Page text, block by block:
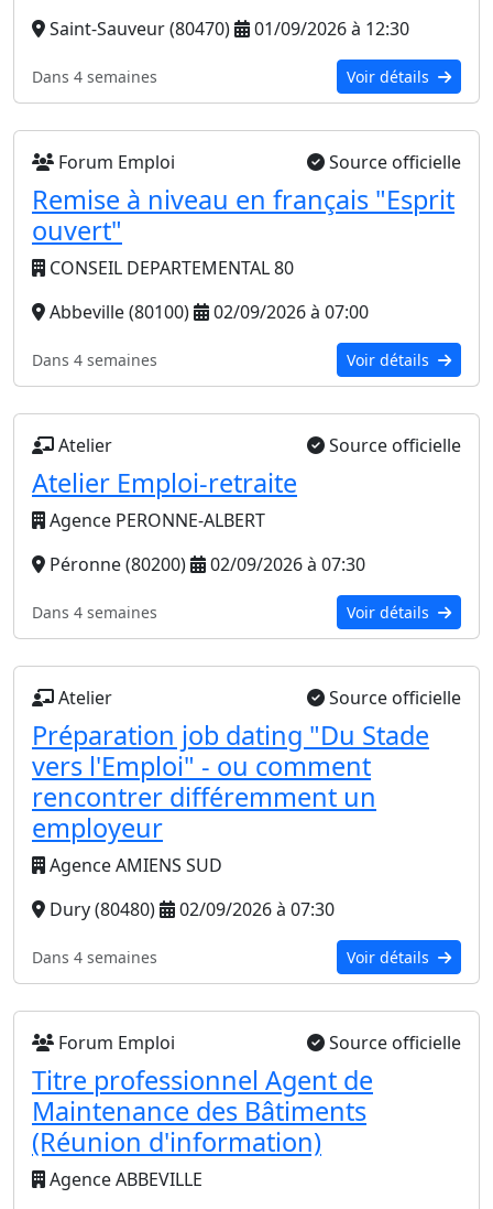
Saint-Sauveur (80470) 01/09/2026 à 12:30
Dans 4 semaines Voir détails
Forum Emploi Source officielle
Remise à niveau en français "Esprit
ouvert"
CONSEIL DEPARTEMENTAL 80
Abbeville (80100)
02/09/2026 à 07:00
Dans 4 semaines Voir détails
Atelier Source officielle
Atelier Emploi-retraite
Agence PERONNE-ALBERT
Péronne (80200)
02/09/2026 à 07:30
Dans 4 semaines Voir détails
Atelier Source officielle
Préparation job dating "Du Stade
vers l'Emploi" - ou comment
rencontrer différemment un
employeur
Agence AMIENS SUD
Dury (80480)
02/09/2026 à 07:30
Dans 4 semaines Voir détails
Forum Emploi Source officielle
Titre professionnel Agent de
Maintenance des Bâtiments
(Réunion d'information)
Agence ABBEVILLE